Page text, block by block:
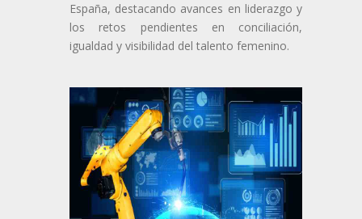
España, destacando avances en liderazgo y
los retos pendientes en conciliación,
igualdad y visibilidad del talento femenino.